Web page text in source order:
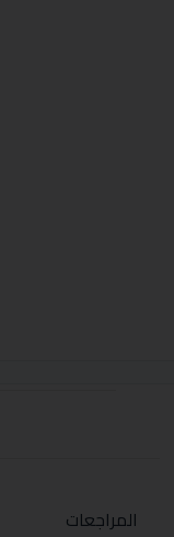
المراجعات